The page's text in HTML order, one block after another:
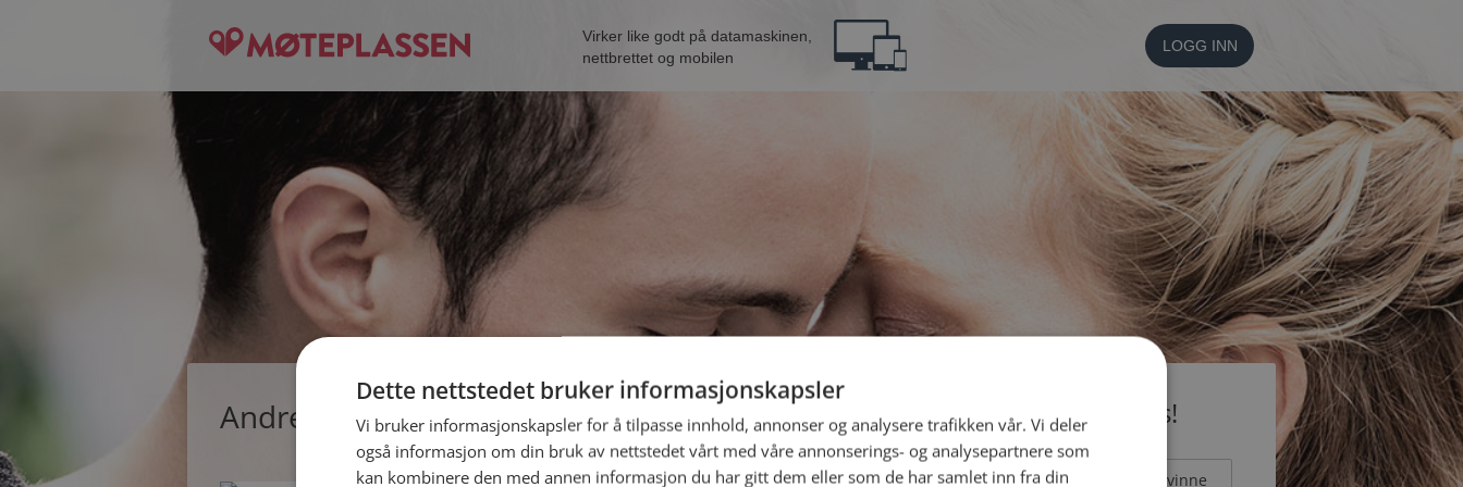
Virker like godt på datamaskinen,
nettbrettet og mobilen
LOGG INN
Andreasf, single mann fra Namsos Bli medlem gratis!
Jeg er en: Mann Kvinne
Dette nettstedet bruker informasjonskapsler
Vi bruker informasjonskapsler for å tilpasse innhold, annonser og analysere trafikken vår. Vi deler
også informasjon om din bruk av nettstedet vårt med våre annonserings- og analysepartnere som
kan kombinere den med annen informasjon du har gitt dem eller som de har samlet inn fra din